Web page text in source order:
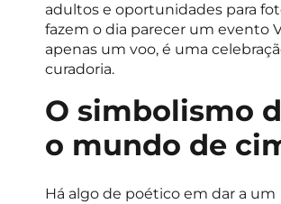
adultos e oportunidades para
fazem o dia parecer um evento
apenas um voo, é uma
curadoria.
O simbolismo
o mundo de
Há algo de poético em dar a um